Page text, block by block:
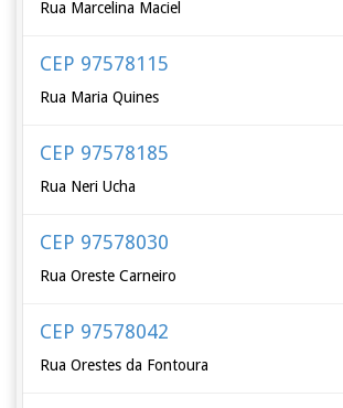
Rua Marcelina Maciel
CEP 97578115
Rua Maria Quines
CEP 97578185
Rua Neri Ucha
CEP 97578030
Rua Oreste Carneiro
CEP 97578042
Rua Orestes da Fontoura